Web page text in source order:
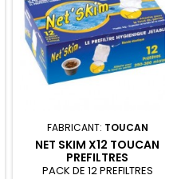
FABRICANT: TOUCAN
NET SKIM X12 TOUCAN
PREFILTRES
PACK DE 12 PREFILTRES